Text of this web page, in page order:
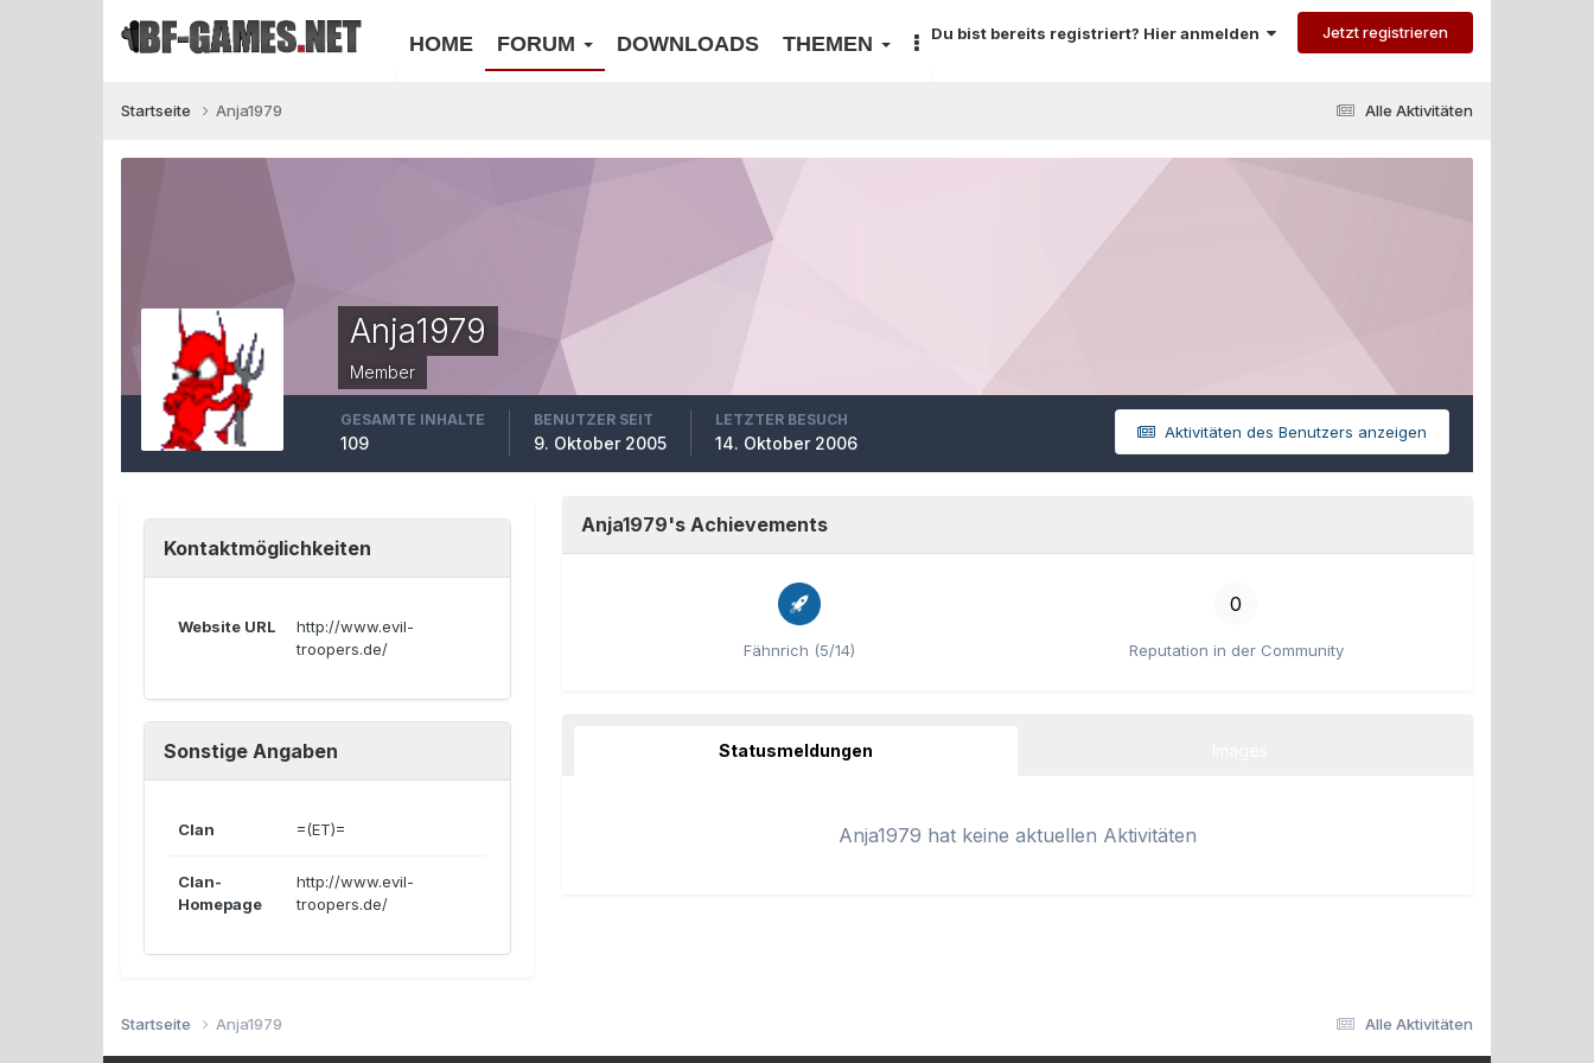
HOME FORUM DOWNLOADS THEMEN Du bist bereits registriert? Hier anmelden Jetzt registrieren
Alle Aktivitäten
Startseite Anja1979
Anja1979
Member
Aktivitäten des Benutzers anzeigen
GESAMTE INHALTE
109
BENUTZER SEIT
9. Oktober 2005
LETZTER BESUCH
14. Oktober 2006
Kontaktmöglichkeiten
Website URL
http://www.evil-
troopers.de/
Sonstige Angaben
Clan =(ET)=
Clan-
Homepage
http://www.evil-
troopers.de/
Anja1979's Achievements
Fähnrich (5/14)
0
Reputation in der Community
Statusmeldungen
Anja1979 hat keine aktuellen Aktivitäten
Alle Aktivitäten
Startseite Anja1979